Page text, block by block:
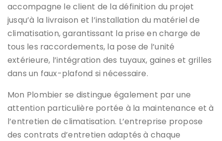
accompagne le client de la définition du projet
jusqu’à la livraison et l’installation du matériel de
climatisation, garantissant la prise en charge de
tous les raccordements, la pose de l’unité
extérieure, l’intégration des tuyaux, gaines et grilles
dans un faux-plafond si nécessaire.
Mon Plombier se distingue également par une
attention particulière portée à la maintenance et à
l’entretien de climatisation. L’entreprise propose
des contrats d’entretien adaptés à chaque